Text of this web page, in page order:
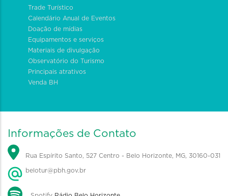
Trade Turístico
Calendário Anual de Eventos
Doação de mídias
Equipamentos e serviços
Materiais de divulgação
Observatório do Turismo
Principais atrativos
Venda BH
Informações de Contato
Rua Espírito Santo, 527 Centro - Belo Horizonte, MG, 30160-031
belotur@pbh.gov.br